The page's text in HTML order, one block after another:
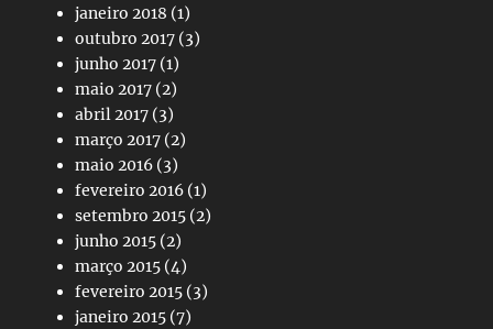
janeiro 2018 (1)
outubro 2017 (3)
junho 2017 (1)
maio 2017 (2)
abril 2017 (3)
março 2017 (2)
maio 2016 (3)
fevereiro 2016 (1)
setembro 2015 (2)
junho 2015 (2)
março 2015 (4)
fevereiro 2015 (3)
janeiro 2015 (7)